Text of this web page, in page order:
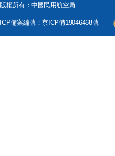
版權所有：中國民用航空局
ICP備案編號：京ICP備19046468號